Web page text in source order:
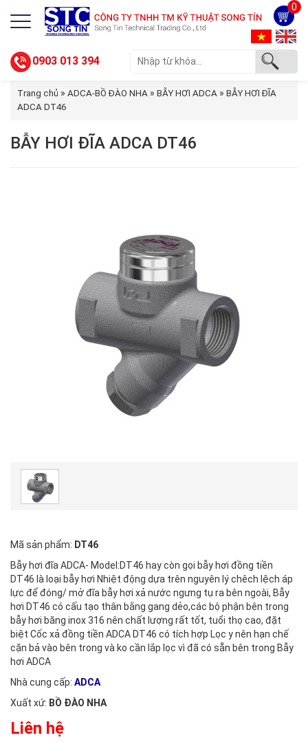
0
0903 013 394
Trang chủ » ADCA-BỒ ĐÀO NHA » BẪY HƠI ADCA » BẪY HƠI ĐĨA
ADCA DT46
BẪY HƠI ĐĨA ADCA DT46
Mã sản phẩm: DT46
Bẫy hơi đĩa ADCA- Model:DT46 hay còn gọi bẫy hơi đồng tiền
DT46 là loại bẫy hơi Nhiệt động dựa trên nguyên lý chêch lệch áp
lực để đóng/ mở đĩa bẫy hơi xả nước ngưng tụ ra bên ngoài, Bẫy
hơi DT46 có cấu tạo thân bằng gang dẻo,các bộ phận bên trong
bẫy hơi băng inox 316 nên chất lượng rất tốt, tuổi thọ cao, đặt
biệt Cốc xả đồng tiền ADCA DT46 có tích hợp Lọc y nên hạn chế
cặn bả vào bên trong và ko cần lắp lọc vì đã có sẵn bên trong Bẫy
hơi ADCA
Nhà cung cấp: ADCA
Xuất xứ: BỒ ĐÀO NHA
Liên hệ